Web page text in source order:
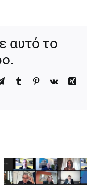
αυτό το
TelegramTumblr Pinterest
Vk
Xing